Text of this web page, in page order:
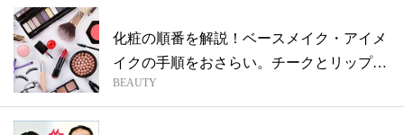
化粧の順番を解説！ベースメイク・アイメ
イクの手順をおさらい。チークとリップは
どっ...
BEAUTY